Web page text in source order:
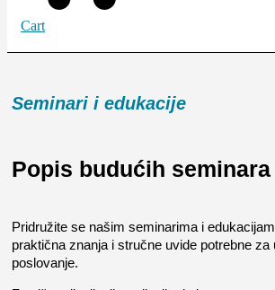
Cart
Seminari i edukacije
Popis budućih seminara
Pridružite se našim seminarima i
praktična znanja i stručne uvide potrebne za
poslovanje.